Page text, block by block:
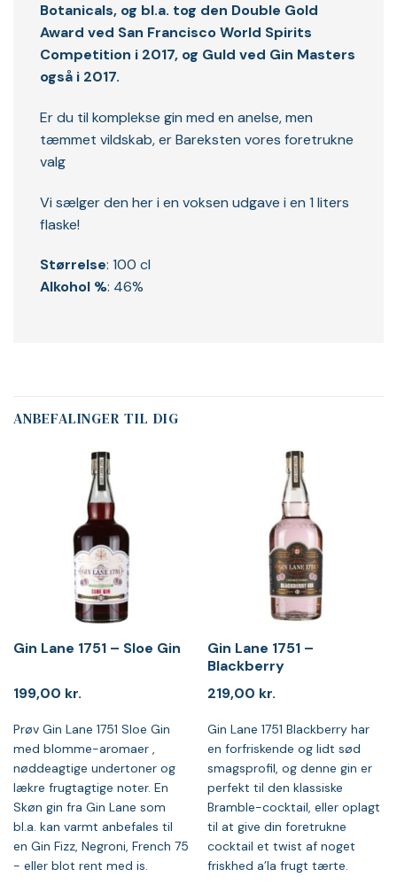
Botanicals, og bl.a. tog den Double Gold
Award ved San Francisco World Spirits
Competition i 2017, og Guld ved Gin Masters
også i 2017.
Er du til komplekse gin med en anelse, men
tæmmet vildskab, er Bareksten vores foretrukne
valg
Vi sælger den her i en voksen udgave i en 1 liters
flaske!
Størrelse: 100 cl
Alkohol %: 46%
ANBEFALINGER TIL DIG
Gin Lane 1751 – Sloe Gin
199,00 kr.
Prøv Gin Lane 1751 Sloe Gin
med blomme-aromaer ,
nøddeagtige undertoner og
lækre frugtagtige noter. En
Skøn gin fra Gin Lane som
bl.a. kan varmt anbefales til
en Gin Fizz, Negroni, French 75
- eller blot rent med is.
Gin Lane 1751 –
Blackberry
219,00 kr.
Gin Lane 1751 Blackberry har
en forfriskende og lidt sød
smagsprofil, og denne gin er
perfekt til den klassiske
Bramble-cocktail, eller oplagt
til at give din foretrukne
cocktail et twist af noget
friskhed a’la frugt tærte.